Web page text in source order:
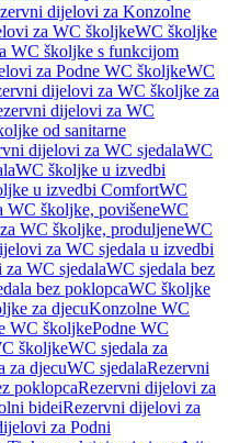
dijelovi za Konzolne
za WC školjkeWC školjke
WC školjke s funkcijom
za Podne WC školjkeWC
dijelovi za WC školjke za
dijelovi za WC
od sanitarne
dijelovi za WC sjedalaWC
WC školjke u izvedbi
u izvedbi ComfortWC
WC školjke, povišeneWC
WC školjke, produljeneWC
za WC sjedala u izvedbi
WC sjedalaWC sjedala bez
bez poklopcaWC školjke
za djecuKonzolne WC
WC školjkePodne WC
školjkeWC sjedala za
za djecuWC sjedalaRezervni
poklopcaRezervni dijelovi za
bideiRezervni dijelovi za
za Podni